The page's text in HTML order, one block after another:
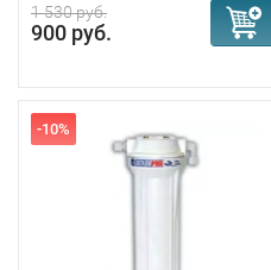
1 530 руб.
900 руб.
-10%